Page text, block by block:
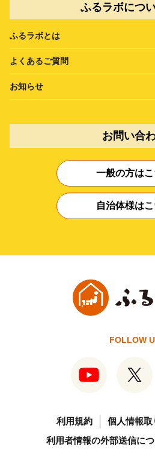
ふるラボにつ
ふるラボとは
よくあるご質問
お知らせ
お問い合
一般の方はこ
自治体様は
FOLLOW
利用規約
個人情報
利用者情報の外部送信に